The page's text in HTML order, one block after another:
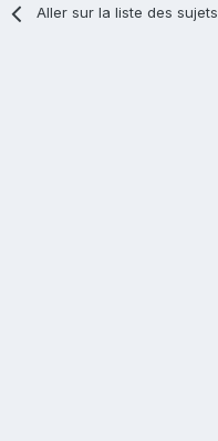
Aller sur la liste des sujets